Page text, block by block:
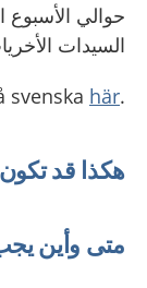
السيدات
.Du kan läsa texten på svenska
här
هكذا قد
متى وأين